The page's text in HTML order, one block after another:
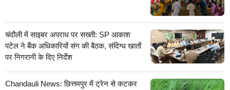
चंदौली में साइबर अपराध पर सख्ती: SP आकाश
पटेल ने बैंक अधिकारियों संग की बैठक, संदिग्ध खातों
पर निगरानी के दिए निर्देश
Chandauli News: छित्तमपुर में ट्रेन से कटकर